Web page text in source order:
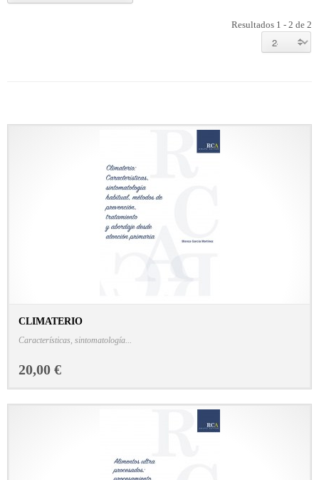
Resultados 1 - 2 de 2
CLIMATERIO
Características, sintomatología...
20,00 €